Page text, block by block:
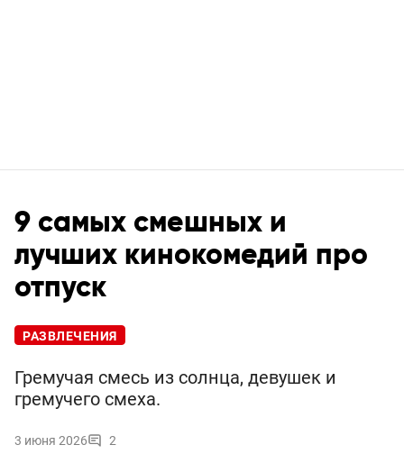
9 самых смешных и
лучших кинокомедий про
отпуск
РАЗВЛЕЧЕНИЯ
Гремучая смесь из солнца, девушек и
гремучего смеха.
3 июня 2026 2